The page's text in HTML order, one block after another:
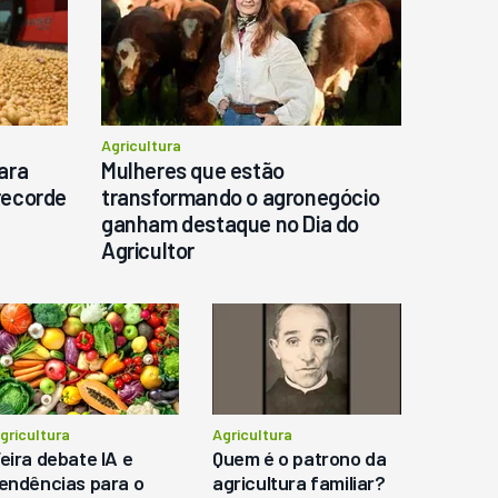
Agricultura
Mulheres que estão
transformando o agronegócio
ganham destaque no Dia do
Agricultor
debate IA e
para o
Agricultura
Quem é o patrono da
agricultura familiar?